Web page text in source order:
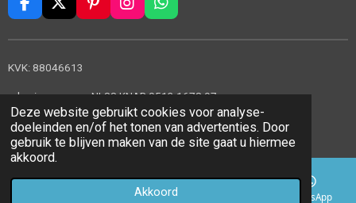
Deze website gebruikt cookies voor analyse-
doeleinden en/of het tonen van advertenties. Door
gebruik te blijven maken van de site gaat u hiermee
akkoord.
Akkoord
F
a
c
b
o
k
X
P
i
n
e
s
t
I
n
s
r
a
m
W
h
a
p
p
KVK: 88046613
rekeningnummer: NL88 KNAB 0513 1678 97
© 2022 - 2026 Bijzonder Kunstig
Powered byJouwWeb
Telefoonnummer WhatsApp